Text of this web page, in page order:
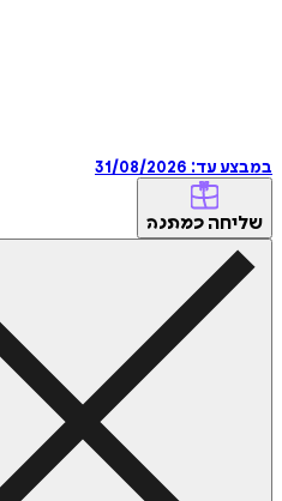
במבצע עד: 31/08/2026
שליחה כמתנה